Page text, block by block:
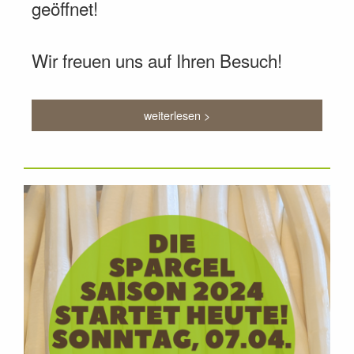
geöffnet!
Wir freuen uns auf Ihren Besuch!
weiterlesen >